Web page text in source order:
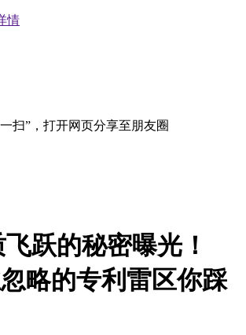
情
扫”，打开网页分享至朋友圈
跃的秘密曝光！
略的专利雷区你踩